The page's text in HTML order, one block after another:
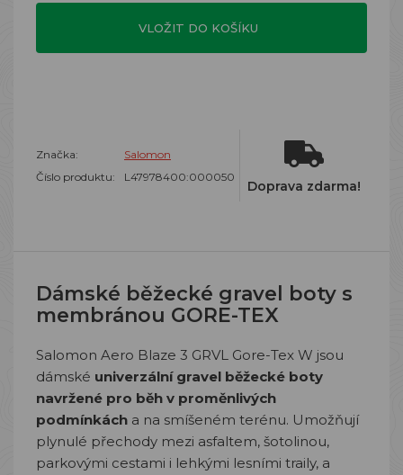
VLOŽIT DO KOŠÍKU
Značka:
Salomon
Číslo produktu:
L47978400:000050
Doprava zdarma!
Dámské běžecké gravel boty s
membránou GORE-TEX
Salomon Aero Blaze 3 GRVL Gore-Tex W jsou
dámské univerzální gravel běžecké boty
navržené pro běh v proměnlivých
podmínkách a na smíšeném terénu. Umožňují
plynulé přechody mezi asfaltem, šotolinou,
parkovými cestami i lehkými lesními traily, a